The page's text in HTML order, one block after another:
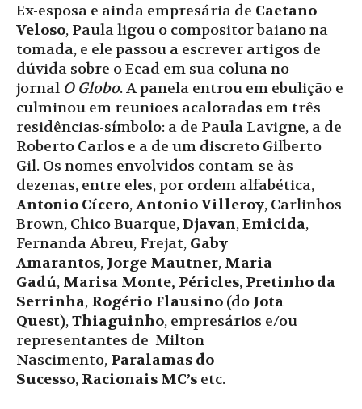
Ex-esposa e ainda empresária de Caetano
Veloso, Paula ligou o compositor baiano na
tomada, e ele passou a escrever artigos de
dúvida sobre o Ecad em sua coluna no
jornal O Globo. A panela entrou em ebulição e
culminou em reuniões acaloradas em três
residências-símbolo: a de Paula Lavigne, a de
Roberto Carlos e a de um discreto Gilberto
Gil. Os nomes envolvidos contam-se às
dezenas, entre eles, por ordem alfabética,
Antonio Cícero,Antonio Villeroy, Carlinhos
Brown, Chico Buarque,Djavan,Emicida,
Fernanda Abreu, Frejat, Gaby
Amarantos, Jorge Mautner, Maria
Gadú, Marisa Monte, Péricles, Pretinho da
Serrinha, Rogério Flausino (do Jota
Quest),Thiaguinho, empresários e/ou
representantes de Milton
Nascimento, Paralamas do
Sucesso, Racionais MC’s etc.